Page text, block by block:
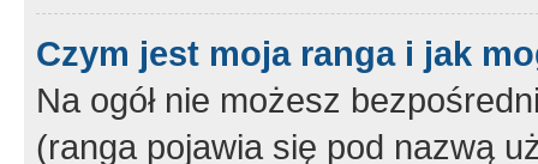
Czym jest moja ranga i jak
Na ogół nie możesz
(ranga pojawia się pod nazwą